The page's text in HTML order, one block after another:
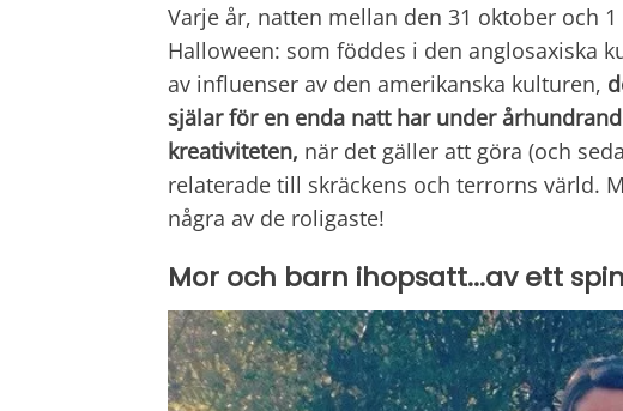
Varje år, natten mellan den 31 oktober och
Halloween: som föddes i den anglosaxiska
av influenser av den amerikanska kulturen,
själar för en enda natt har under
kreativiteten, när det gäller att göra (och
relaterade till skräckens och terrorns värld.
några av de roligaste!
Mor och barn ihopsatt...av ett